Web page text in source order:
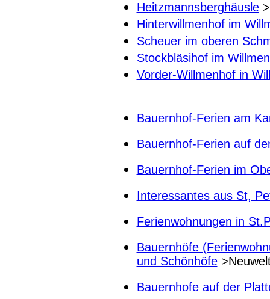
Heitzmannsberghäusle
Hinterwillmenhof im
Scheuer im oberen
Stockbläsihof im
Vorder-Willmenhof in
Bauernhof-Ferien am
Bauernhof-Ferien auf
Bauernhof-Ferien im
Interessantes aus St,
Ferienwohnungen in
Bauernhöfe
und Schönhöfe
Bauernhofe auf der